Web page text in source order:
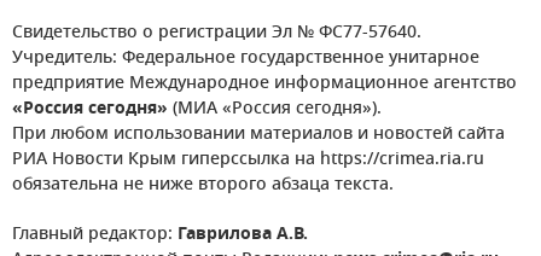
Свидетельство о регистрации Эл № ФС77-57640.
Учредитель: Федеральное государственное унитарное
предприятие Международное информационное агентство
«Россия сегодня» (МИА «Россия сегодня»).
При любом использовании материалов и новостей сайта
РИА Новости Крым гиперссылка на https://crimea.ria.ru
обязательна не ниже второго абзаца текста.
Главный редактор: Гаврилова А.В.